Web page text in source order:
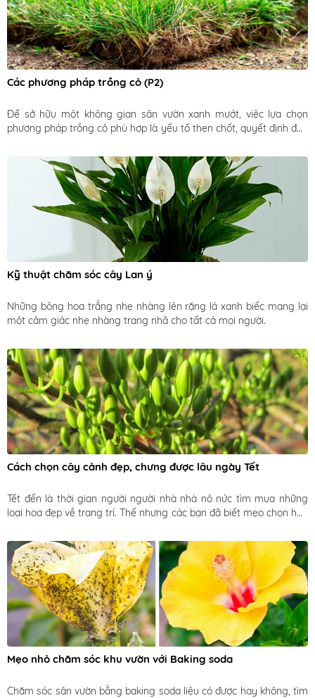
Các phương pháp trồng cỏ (P2)
Để sở hữu một không gian sân vườn xanh mướt, việc lựa chọn
phương pháp trồng cỏ phù hợp là yếu tố then chốt, quyết định đến
phương pháp trồng cỏ sân vườn chính được áp dụng rộng rãi, mỗi
phương pháp đều có những ưu, nhược điểm và quy trình thực hiện
Kỹ thuật chăm sóc cây Lan ý
Những bông hoa trắng nhẹ nhàng lên rặng lá xanh biếc mang lại
Cách chọn cây cảnh đẹp, chưng được lâu ngày Tết
Tết đến là thời gian người người nhà nhà nô nức tìm mua những
loại hoa đẹp về trang trí. Thế nhưng các bạn đã biết mẹo chọn hoa
Mẹo nhỏ chăm sóc khu vườn với Baking soda
Chăm sóc sân vườn bằng baking soda liệu có được hay không, tìm